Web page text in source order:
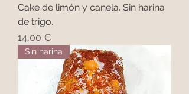
Cake de limón y canela. Sin harina
de trigo.
Precio
14,00 €
Sin harina